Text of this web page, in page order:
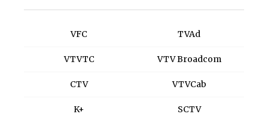
VFC
VTVTC
CTV
K+
TVAd
VTV Broadcom
VTVCab
SCTV